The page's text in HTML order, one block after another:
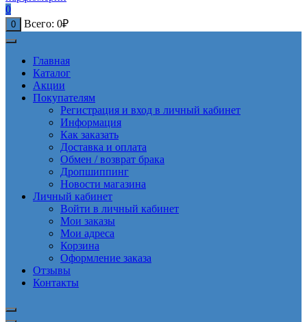
0
0 Всего: 0₽
Главная
Каталог
Акции
Покупателям
Регистрация и вход в личный кабинет
Информация
Как заказать
Доставка и оплата
Обмен / возврат брака
Дропшиппинг
Новости магазина
Личный кабинет
Войти в личный кабинет
Мои заказы
Мои адреса
Корзина
Оформление заказа
Отзывы
Контакты